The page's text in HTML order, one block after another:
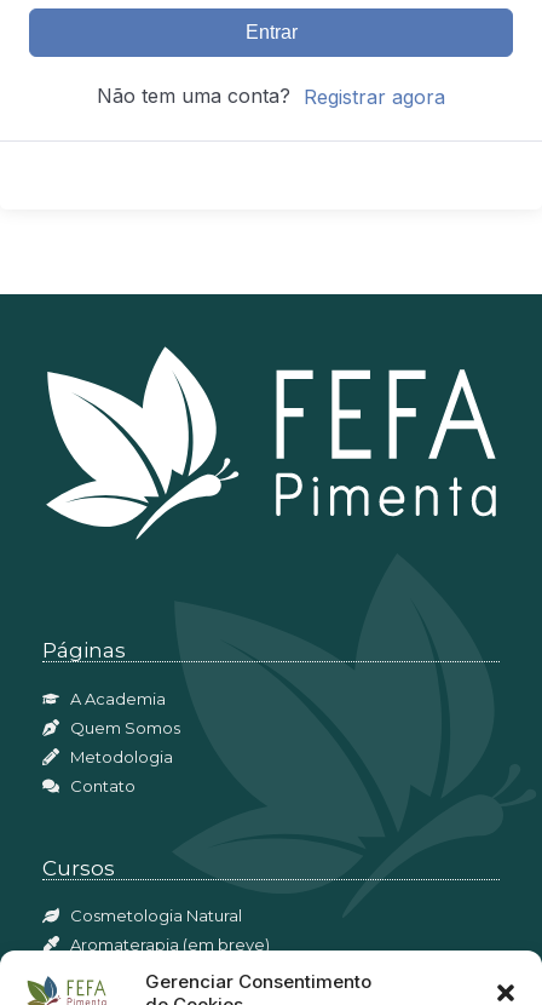
Gerenciar Consentimento
Entrar
Não tem uma conta? Registrar agora
Páginas
A Academia
Quem Somos
Metodologia
Contato
Cursos
Cosmetologia Natural
Aromaterapia (em breve)
Perfumaria Botânica (em breve)